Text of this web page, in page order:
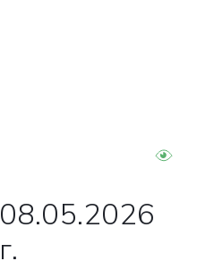
08.05.2026
г.